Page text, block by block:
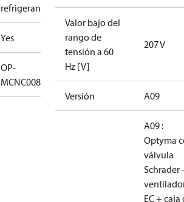
refrigerant
Yes
OP-
MCNC008NYA09G
Valor bajo del
rango de
tensión a 60
Hz [V]
207 V
Versión A09
A09 :
Optyma
válvula
Schrader
EC + caja